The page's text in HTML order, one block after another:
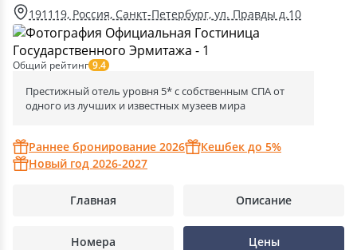
191119, Россия, Санкт-Петербург, ул. Правды д.10
Общий рейтинг 9.4
Престижный отель уровня 5* с собственным СПА от
одного из лучших и известных музеев мира
Раннее бронирование 2026
Кешбек до 5%
Новый год 2026-2027
Главная Описание
Номера Цены